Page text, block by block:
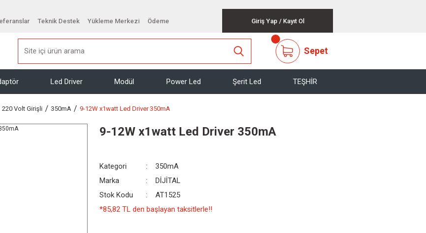
Teknik Destek Yükleme Merkezi Ödeme Giriş Yap / Kayıt Ol
Sepet
Led Driver Modül Power Led Şerit Led TEŞHİR
220 Volt Girişli 350mA 9-12W x1watt Led Driver 350mA
9-12W x1watt Led Driver 350mA
Kategori
350mA
Marka
DİJİTAL
Stok Kodu
AT1525
*85,82 TL den başlayan taksitlerle!!